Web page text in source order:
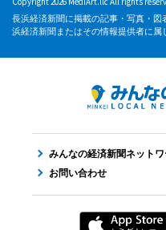
長浜経済新聞に掲載の記事・写真・
浜経済新聞またはその情報提供者に属
みんなの経済新聞ネットワ
お問い合わせ